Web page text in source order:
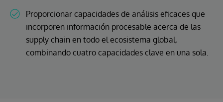
Proporcionar capacidades de análisis eficaces que
incorporen información procesable acerca de las
supply chain en todo el ecosistema global,
combinando cuatro capacidades clave en una sola.